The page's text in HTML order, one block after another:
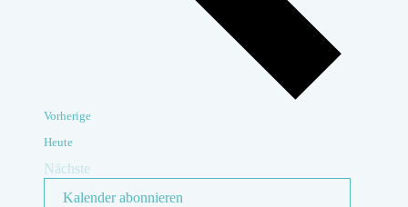
VorherigeVeranstaltungen
Heute
Nächste
Kalender abonnieren